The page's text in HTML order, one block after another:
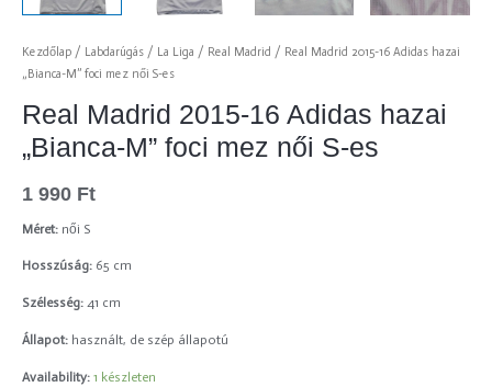
Kezdőlap / Labdarúgás / La Liga / Real Madrid / Real Madrid 2015-16 Adidas hazai
„Bianca-M” foci mez női S-es
Real Madrid 2015-16 Adidas hazai
„Bianca-M” foci mez női S-es
1 990 Ft
Méret: női S
Hosszúság: 65 cm
Szélesség: 41 cm
Állapot: használt, de szép állapotú
Availability: 1 készleten